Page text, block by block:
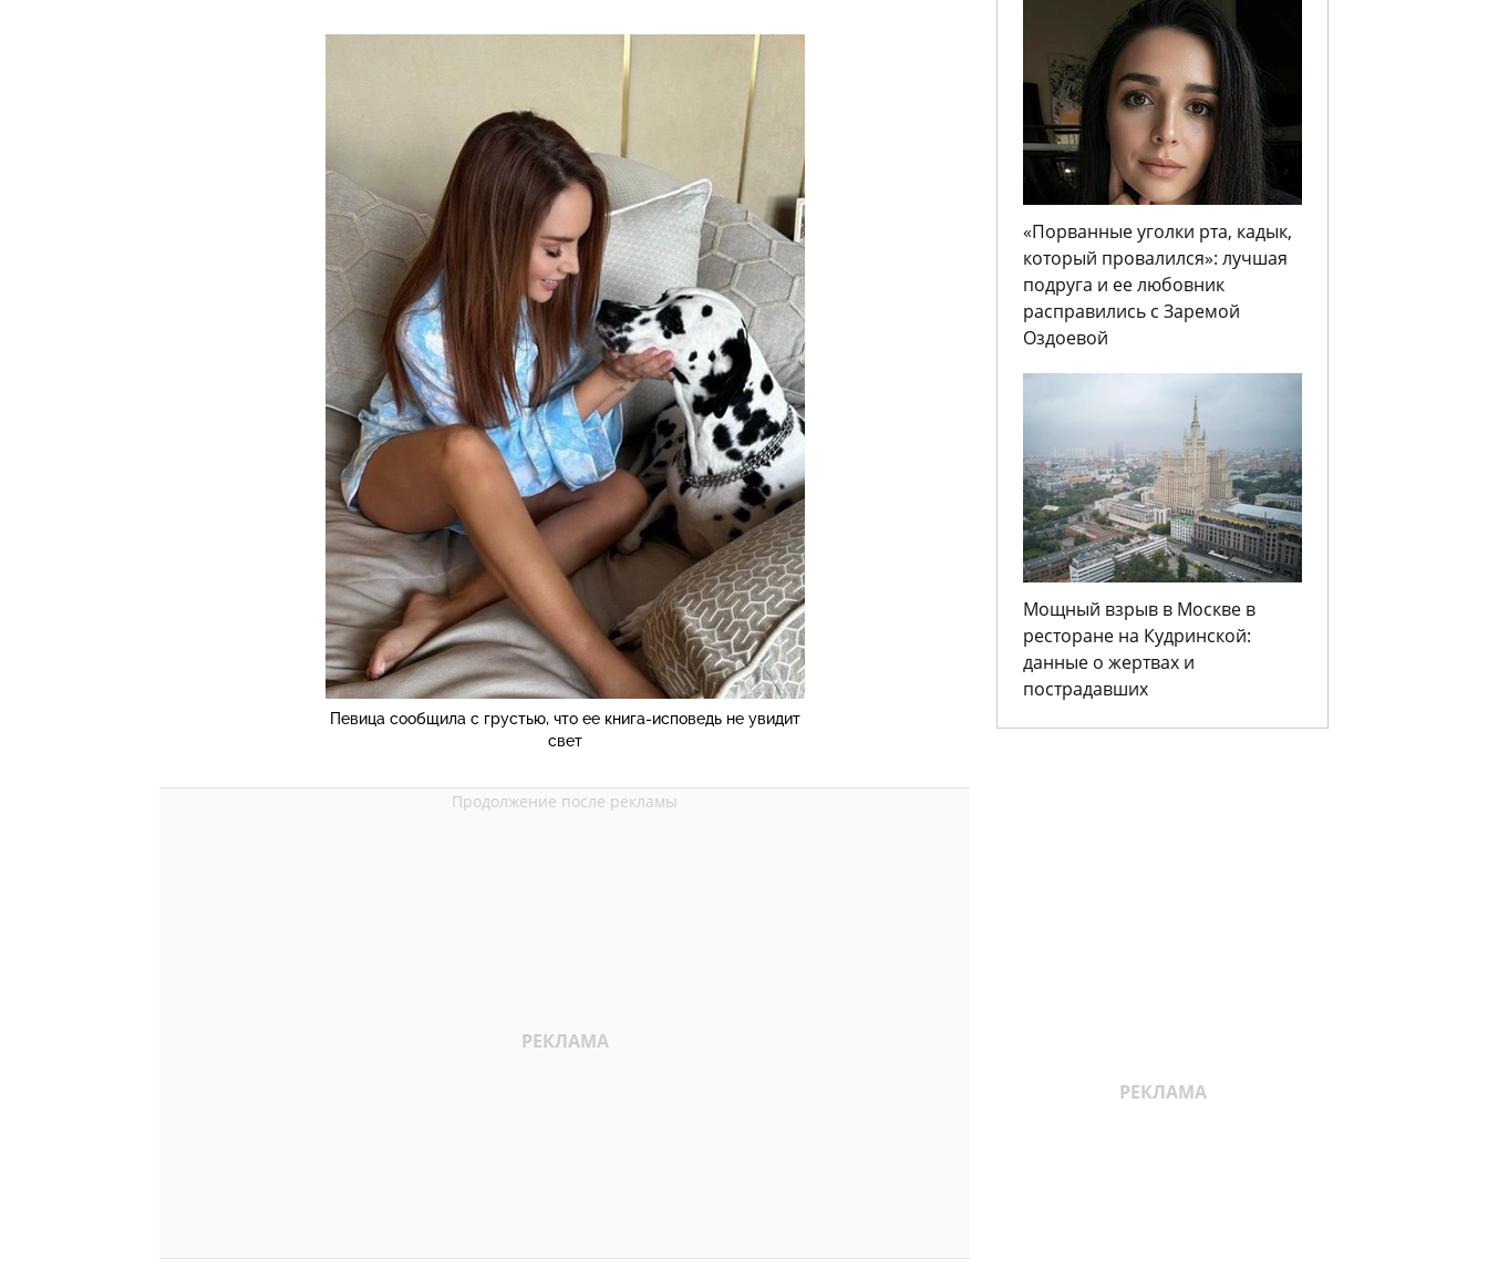
Певица сообщила с грустью, что ее книга-исповедь не увидит
свет
«Порванные уголки рта, кадык,
который провалился»: лучшая
подруга и ее любовник
расправились с Заремой
Оздоевой
Мощный взрыв в Москве в
ресторане на Кудринской:
данные о жертвах и
пострадавших